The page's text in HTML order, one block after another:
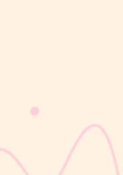
3 bulan untuk membantu
ini mengandung hormon progestin